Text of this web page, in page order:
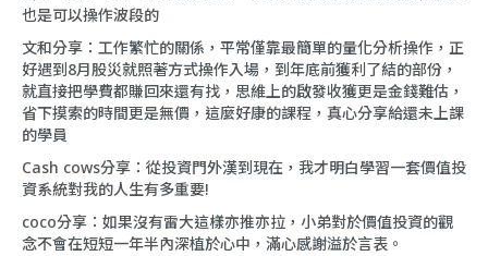
也是可以操作波段的
文和分享：工作繁忙的關係，平常僅靠最簡單的量化分析操作，正
好遇到8月股災就照著方式操作入場，到年底前獲利了結的部份，
就直接把學費都賺回來還有找，思維上的啟發收獲更是金錢難估，
省下摸索的時間更是無價，這麼好康的課程，真心分享給還未上課
的學員
Cash cows分享：從投資門外漢到現在，我才明白學習一套價值投
資系統對我的人生有多重要!
coco分享：如果沒有雷大這樣亦推亦拉，小弟對於價值投資的觀
念不會在短短一年半內深植於心中，滿心感謝溢於言表。